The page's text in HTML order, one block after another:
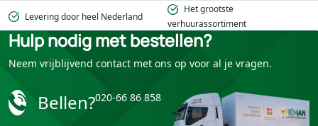
Levering door heel Nederland
Het grootste
verhuurassortiment
Hulp nodig met bestellen?
Neem vrijblijvend contact met ons op voor al je vragen.
Bellen?020-66 86 858